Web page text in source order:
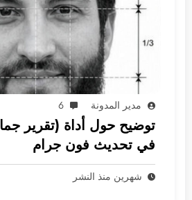
مدير المدونة 6
توضيح حول أداة (تقرير
في تحديث فون جرام
شهرين منذ النشر